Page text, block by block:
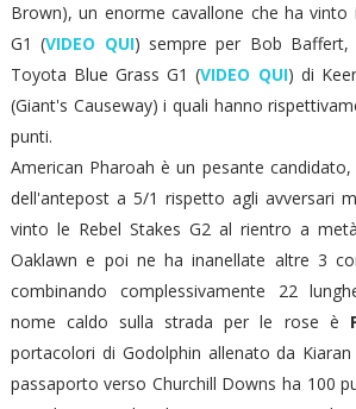
Brown), un enorme cavallone che ha vinto
G1 (VIDEO QUI) sempre per Bob Baffert,
Toyota Blue Grass G1 (VIDEO QUI) di
(Giant's Causeway) i quali hanno
punti.
American Pharoah è un pesante
dell'antepost a 5/1 rispetto agli avversari
vinto le Rebel Stakes G2 al rientro a
Oaklawn e poi ne ha inanellate altre 3
combinando complessivamente 22
nome caldo sulla strada per le rose è
portacolori di Godolphin allenato da
passaporto verso Churchill Downs ha 100